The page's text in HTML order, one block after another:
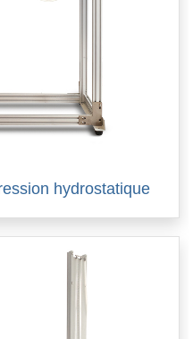
hydrostatique